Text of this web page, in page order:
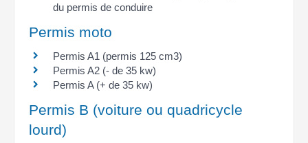
du permis de conduire
Permis moto
Permis A1 (permis 125 cm3)
Permis A2 (- de 35 kw)
Permis A (+ de 35 kw)
Permis B (voiture ou quadricycle
lourd)